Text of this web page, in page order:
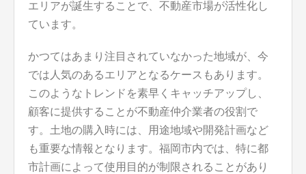
エリアが誕生することで、不動産市場が活性化し
ています。
かつてはあまり注目されていなかった地域が、今
では人気のあるエリアとなるケースもあります。
このようなトレンドを素早くキャッチアップし、
顧客に提供することが不動産仲介業者の役割で
す。土地の購入時には、用途地域や開発計画など
も重要な情報となります。福岡市内では、特に都
市計画によって使用目的が制限されることがあり